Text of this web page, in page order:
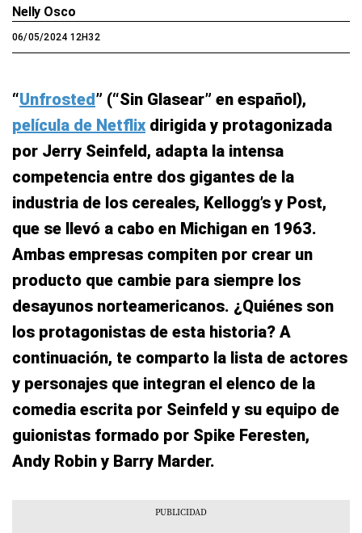
Nelly Osco
06/05/2024 12H32
“Unfrosted” (“Sin Glasear” en español),
película de Netflix dirigida y protagonizada
por Jerry Seinfeld, adapta la intensa
competencia entre dos gigantes de la
industria de los cereales, Kellogg’s y Post,
que se llevó a cabo en Michigan en 1963.
Ambas empresas compiten por crear un
producto que cambie para siempre los
desayunos norteamericanos. ¿Quiénes son
los protagonistas de esta historia? A
continuación, te comparto la lista de actores
y personajes que integran el elenco de la
comedia escrita por Seinfeld y su equipo de
guionistas formado por Spike Feresten,
Andy Robin y Barry Marder.